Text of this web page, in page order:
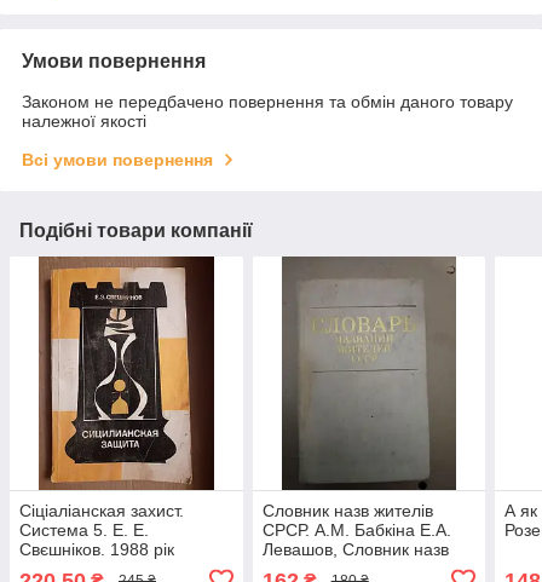
Умови повернення
Законом не передбачено повернення та обмін даного товару
належної якості
Всі умови повернення
Подібні товари компанії
Сіціаліанская захист.
Система 5. Е. Е.
Свєшніков. 1988 рік
Словник назв жителів
СРСР. А.М. Бабкіна Е.А.
Левашов, Словник назв
А як